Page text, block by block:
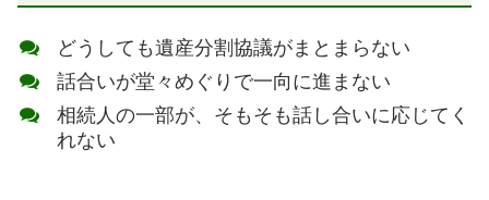
どうしても遺産分割協議がまとまらない
話合いが堂々めぐりで一向に進まない
相続人の一部が、そもそも話し合いに応じてく
れない